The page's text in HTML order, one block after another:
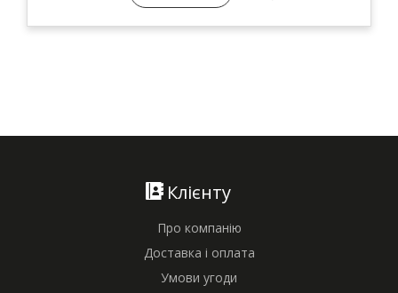
Клієнту
Про компанію
Доставка і оплата
Умови угоди